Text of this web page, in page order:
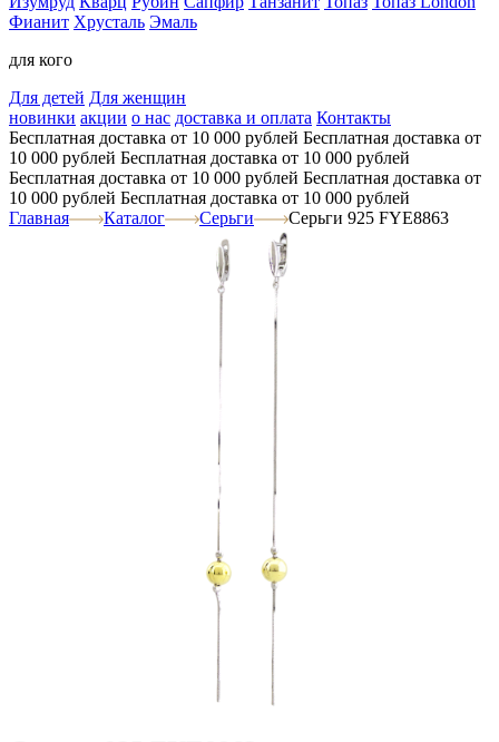
Фианит Хрусталь Эмаль
для кого
Для детей Для женщин
новинки акции о нас доставка и оплата Контакты
Бесплатная доставка от 10 000 рублей Бесплатная доставка от
10 000 рублей Бесплатная доставка от 10 000 рублей
Бесплатная доставка от 10 000 рублей Бесплатная доставка от
10 000 рублей Бесплатная доставка от 10 000 рублей
Главная
Каталог Серьги Серьги 925 FYE8863